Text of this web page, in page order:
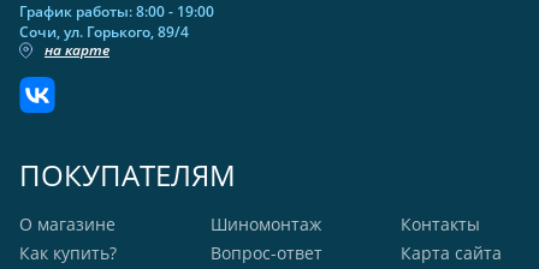
График работы: 8:00 - 19:00
Сочи, ул. Горького, 89/4
на карте
ПОКУПАТЕЛЯМ
О магазине
Как купить?
Шиномонтаж
Вопрос-ответ
Контакты
Карта сайта